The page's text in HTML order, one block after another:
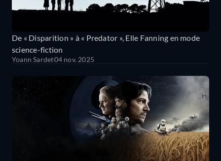
De « Disparition » à « Predator », Elle Fanning en mode
science-fiction
Yoann Sardet04 nov. 2025